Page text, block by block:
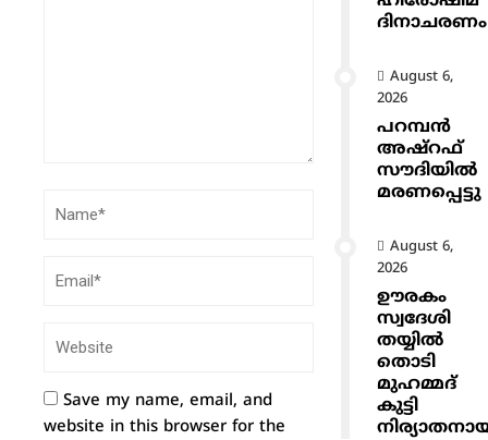
Save my name, email, and
website in this browser for the
ദിനാചരണം
August 6,
2026
പറമ്പൻ
അഷ്‌റഫ്
സൗദിയിൽ
മരണപ്പെട്ടു
August 6,
2026
ഊരകം
സ്വദേശി
തയ്യിൽ
തൊടി
മുഹമ്മദ്
കുട്ടി